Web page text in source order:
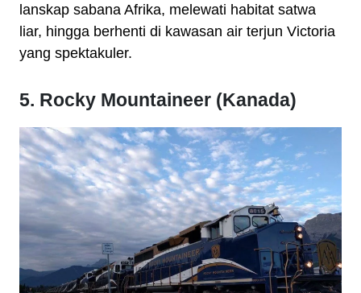
lanskap sabana Afrika, melewati habitat satwa
liar, hingga berhenti di kawasan air terjun Victoria
yang spektakuler.
5. Rocky Mountaineer (Kanada)